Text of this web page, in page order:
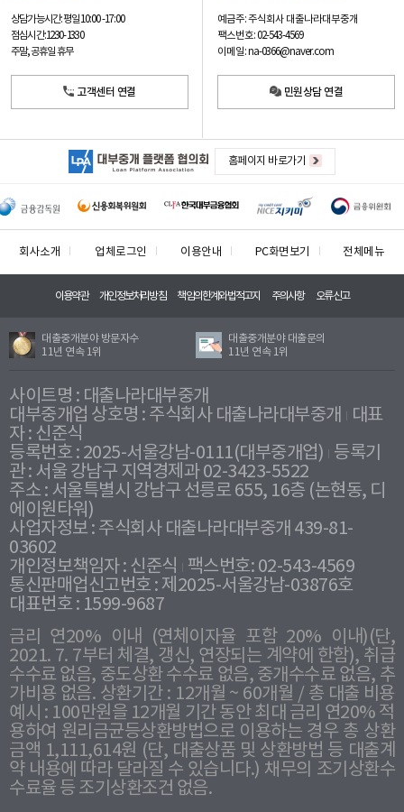
상담가능시간: 평일10:00 -17:00
점심시간: 12:30 - 13:30
주말, 공휴일 휴무
고객센터 연결
예금주: 주식회사 대출나라대부중개
팩스번호: 02-543-4569
이메일: na-0366@naver.com
민원상담 연결
홈페이지 바로가기
회사소개 업체로그인 이용안내 PC화면보기 전체메뉴
이용약관 개인정보처리방침 책임의한계와법적고지 주의사항 오류신고
대출중개분야 방문자수
11년 연속 1위
대출중개분야 대출문의
11년 연속 1위
사이트명 : 대출나라대부중개
대부중개업 상호명 : 주식회사 대출나라대부중개
대표
자 : 신준식
등록번호 : 2025-서울강남-0111(대부중개업) 등록기
관 : 서울 강남구 지역경제과 02-3423-5522
주소 : 서울특별시 강남구 선릉로 655, 16층 (논현동, 디
에이원타워)
사업자정보 : 주식회사 대출나라대부중개 439-81-
03602
개인정보책임자 : 신준식
팩스번호: 02-543-4569
통신판매업신고번호 : 제2025-서울강남-03876호
대표번호 : 1599-9687
금리 연20% 이내 (연체이자율 포함 20% 이내)(단,
2021. 7. 7부터 체결, 갱신, 연장되는 계약에 한함), 취급
수수료 없음, 중도상환 수수료 없음, 중개수수료 없음, 추
가비용 없음. 상환기간 : 12개월 ~ 60개월 / 총 대출 비용
예시 : 100만원을 12개월 기간 동안 최대 금리 연20% 적
용하여 원리금균등상환방법으로 이용하는 경우 총 상환
금액 1,111,614원 (단, 대출상품 및 상환방법 등 대출계
약 내용에 따라 달라질 수 있습니다.) 채무의 조기상환수
수료율 등 조기상환조건 없음.